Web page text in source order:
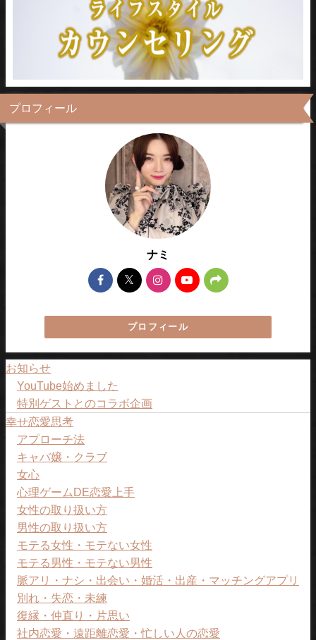
プロフィール
ナミ
プロフィール
お知らせ
YouTube始めました
特別ゲストとのコラボ企画
幸せ恋愛思考
アプローチ法
キャバ嬢・クラブ
女心
心理ゲームDE恋愛上手
女性の取り扱い方
男性の取り扱い方
モテる女性・モテない女性
モテる男性・モテない男性
脈アリ・ナシ・出会い・婚活・出産・マッチングアプリ
別れ・失恋・未練
復縁・仲直り・片思い
社内恋愛・遠距離恋愛・忙しい人の恋愛